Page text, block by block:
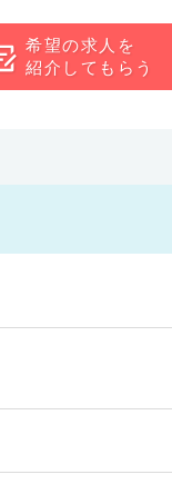
希望の求人を
紹介してもらう